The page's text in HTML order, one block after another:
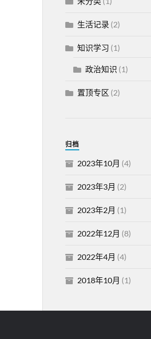
生活记录 (2)
知识学习 (1)
政治知识 (1)
置顶专区 (2)
归档
2023年10月 (4)
2023年3月 (2)
2023年2月 (1)
2022年12月 (8)
2022年4月 (4)
2018年10月 (1)